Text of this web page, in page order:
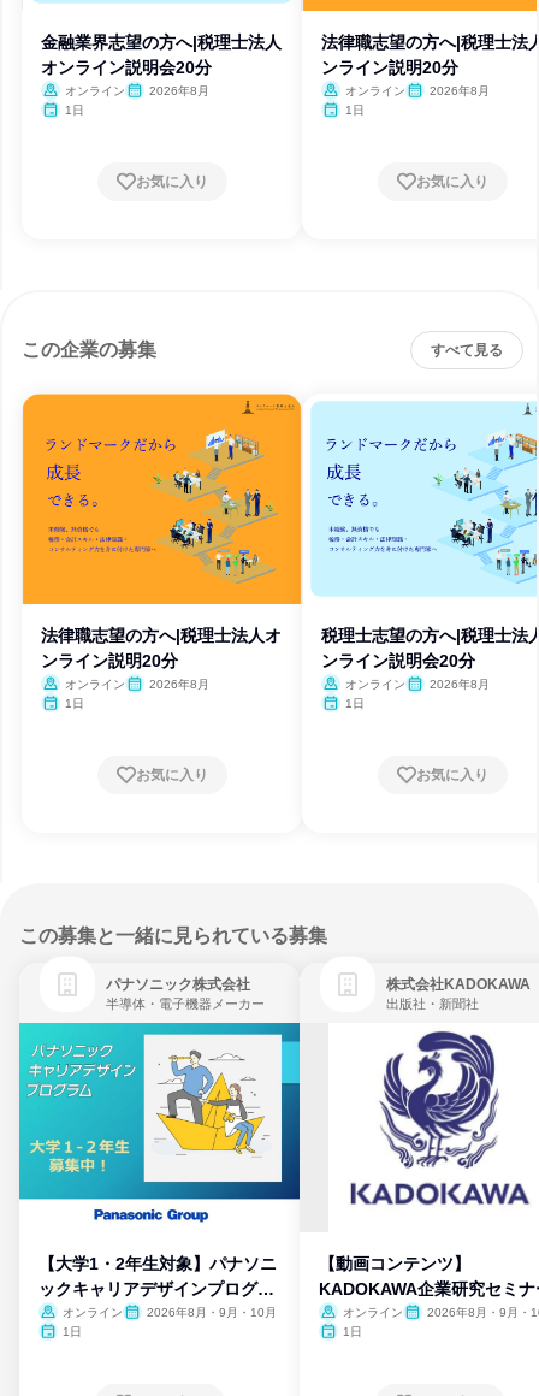
金融業界志望の方へ|税理士法人
オンライン説明会20分
オンライン
2026年8月
1日
お気に入り
法律職志望の方へ|税理士法
ンライン説明20分
オンライン
2026年8月
1日
お気に入り
この企業の募集 すべて見る
法律職志望の方へ|税理士法人オ
ンライン説明20分
オンライン
2026年8月
1日
お気に入り
税理士志望の方へ|税理士法
ンライン説明会20分
オンライン
2026年8月
1日
お気に入り
この募集と一緒に見られている募集
パナソニック株式会社
半導体・電子機器メーカー
【大学1・2年生対象】パナソニ
ックキャリアデザインプログラ
ム
オンライン
2026年8月・9月・10月
1日
株式会社KADOKAWA
出版社・新聞社
【動画コンテンツ】
KADOKAWA企業研究セミナ
オンライン
2026年8月・9月・
1日